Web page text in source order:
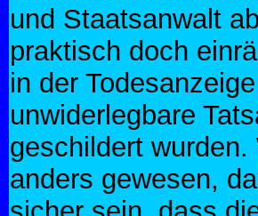
und Staatsanwalt
praktisch doch
in der
unwiderlegbare
geschildert wurden.
anders gewesen,